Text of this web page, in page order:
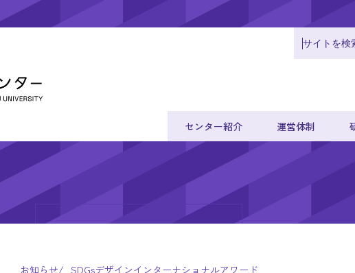
センター紹介 運営体制
お知らせ SDGsデザインインターナショナルアワード